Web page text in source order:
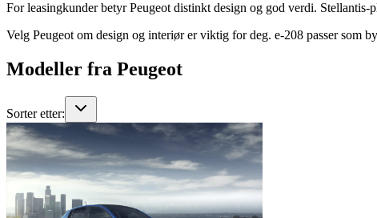
For leasingkunder betyr Peugeot distinkt design og god verdi.
Velg Peugeot om design og interiør er viktig for deg. e-208 passer som
Modeller fra Peugeot
Sorter etter: